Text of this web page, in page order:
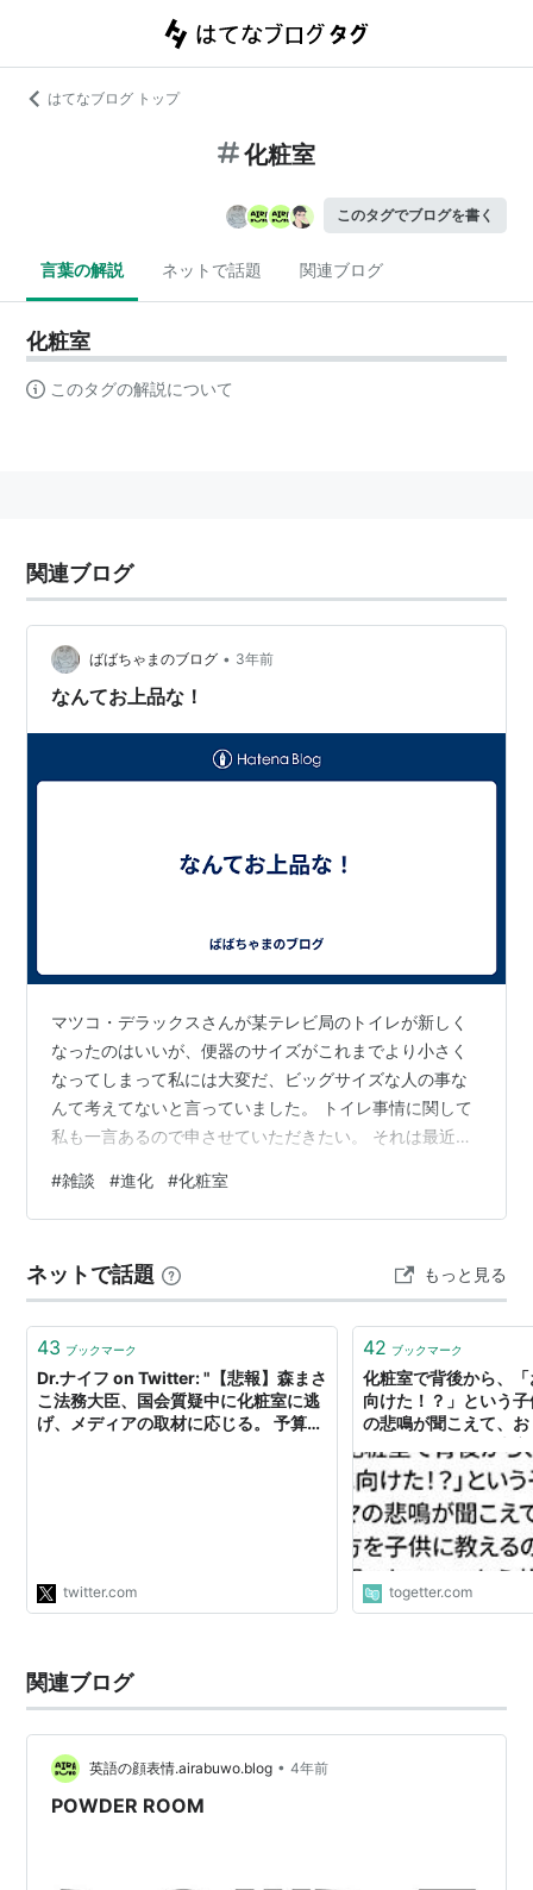
はてなブログ トップ
化粧室
このタグでブログを書く
言葉の解説 ネットで話題 関連ブログ
化粧室
このタグの解説について
関連ブログ
ばばちゃまのブログ • 3年前
なんてお上品な！
マツコ・デラックスさんが某テレビ局のトイレが新しく
なったのはいいが、便器のサイズがこれまでより小さく
なってしまって私には大変だ、ビッグサイズな人の事な
んて考えてないと言っていました。 トイレ事情に関して
私も一言あるので申させていただきたい。 それは最近の
り、流れる音してます？って感じ。 上品すぎるっていう
か・・・。 「おトイレのお水が お上品に お流れるにな
と、お便器様に言われてるような気もしてくるのです
が・・。 私が言うお上品すぎるトイレの水の音。 それは
水を流すと、水が渦を巻きながら中央の排…
#雑談 #進化 #化粧室
ネットで話題 もっと見る
43 ブックマーク
Dr.ナイフ on Twitter: "【悲報】森まさ
こ法務大臣、国会質疑中に化粧室に逃
げ、メディアの取材に応じる。 予算委
twitter.com
42 ブックマーク
化粧室で背後から、
向けた！？」という
の悲鳴が聞こえて、
ママから共感の声が
togetter.com
関連ブログ
英語の顔表情.airabuwo.blog • 4年前
POWDER ROOM